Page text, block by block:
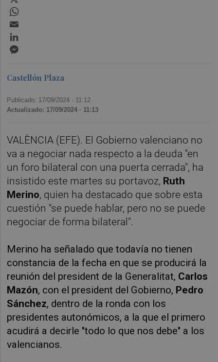
Castellón Plaza
Publicado: 17/09/2024 · 11:12
Actualizado: 17/09/2024 · 11:13
VALÈNCIA (EFE). El Gobierno valenciano no
va a negociar nada respecto a la deuda "en
un foro bilateral con una puerta cerrada", ha
insistido este martes su portavoz, Ruth
Merino, quien ha destacado que sobre esta
cuestión "se puede hablar, pero no se puede
negociar de forma bilateral".
Merino ha señalado que todavía no tienen
constancia de la fecha en que se producirá la
reunión del president de la Generalitat, Carlos
Mazón, con el president del Gobierno, Pedro
Sánchez, dentro de la ronda con los
presidentes autonómicos, a la que el primero
acudirá a decirle "todo lo que nos debe" a los
valencianos.